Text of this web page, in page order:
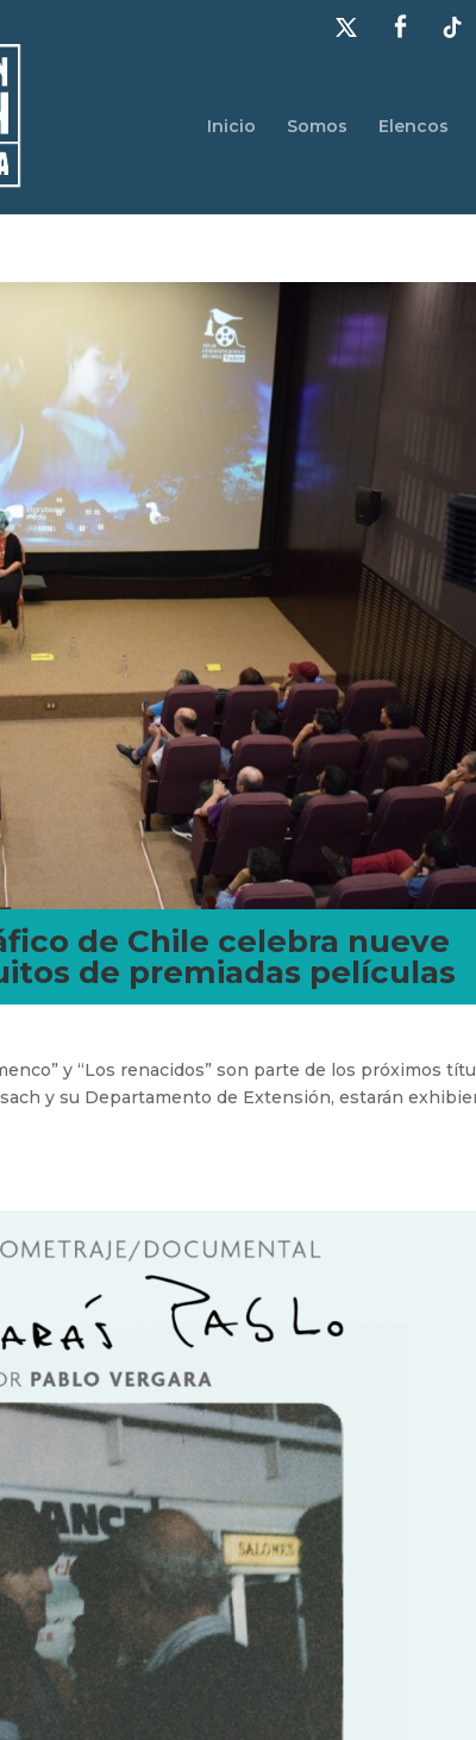
Inicio Somos Elencos
de Chile celebra nueve
de premiadas películas
y “Los renacidos” son parte de los próximos
y su Departamento de Extensión, estarán